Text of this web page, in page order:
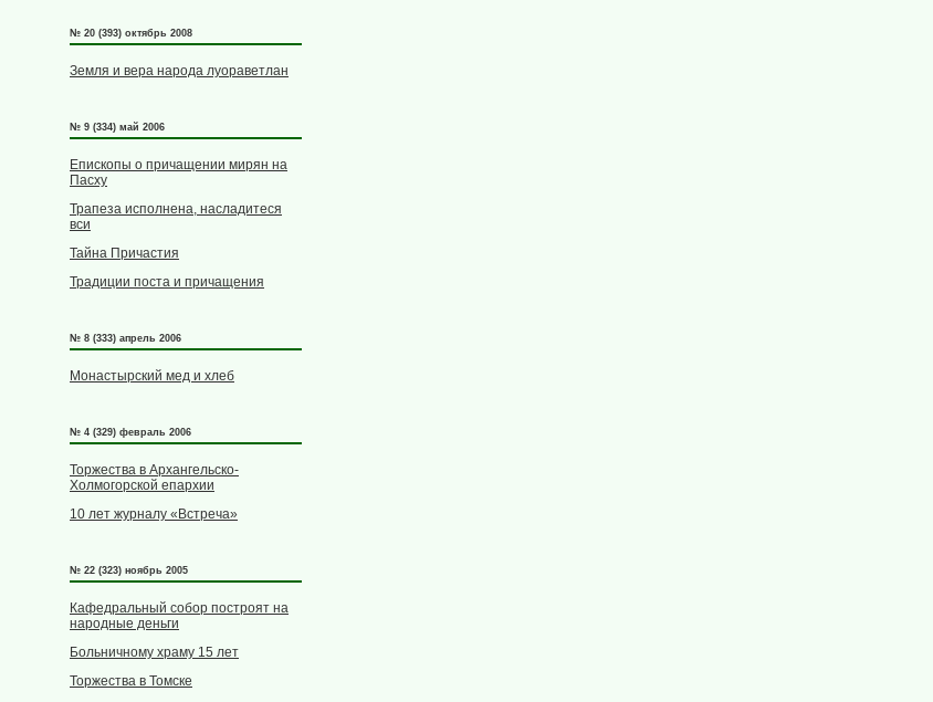
№ 20 (393) октябрь 2008
Земля и вера народа луораветлан
№ 9 (334) май 2006
Епископы о причащении мирян на
Пасху
Трапеза исполнена, насладитеся
вси
Тайна Причастия
Традиции поста и причащения
№ 8 (333) апрель 2006
Монастырский мед и хлеб
№ 4 (329) февраль 2006
Торжества в Архангельско-
Холмогорской епархии
10 лет журналу «Встреча»
№ 22 (323) ноябрь 2005
Кафедральный собор построят на
народные деньги
Больничному храму 15 лет
Торжества в Томске